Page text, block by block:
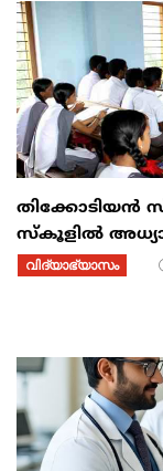
തിക്കോടിയൻ
സ്കൂളിൽ
വിദ്യാഭ്യാസം